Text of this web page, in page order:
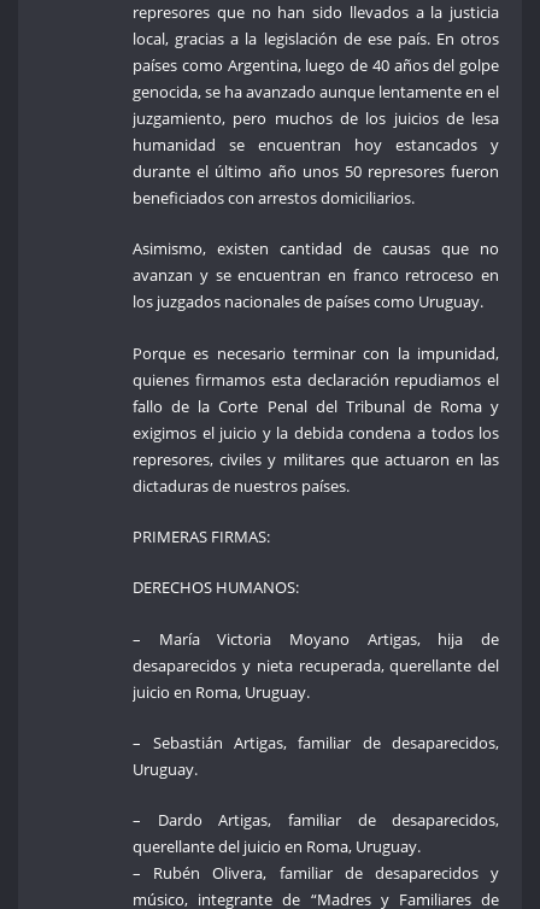
represores que no han sido llevados a la justicia
local, gracias a la legislación de ese país. En otros
países como Argentina, luego de 40 años del golpe
genocida, se ha avanzado aunque lentamente en el
juzgamiento, pero muchos de los juicios de lesa
humanidad se encuentran hoy estancados y
durante el último año unos 50 represores fueron
beneficiados con arrestos domiciliarios.
Asimismo, existen cantidad de causas que no
avanzan y se encuentran en franco retroceso en
los juzgados nacionales de países como Uruguay.
Porque es necesario terminar con la impunidad,
quienes firmamos esta declaración repudiamos el
fallo de la Corte Penal del Tribunal de Roma y
exigimos el juicio y la debida condena a todos los
represores, civiles y militares que actuaron en las
dictaduras de nuestros países.
PRIMERAS FIRMAS:
DERECHOS HUMANOS:
– María Victoria Moyano Artigas, hija de
desaparecidos y nieta recuperada, querellante del
juicio en Roma, Uruguay.
– Sebastián Artigas, familiar de desaparecidos,
Uruguay.
– Dardo Artigas, familiar de desaparecidos,
querellante del juicio en Roma, Uruguay.
– Rubén Olivera, familiar de desaparecidos y
músico, integrante de “Madres y Familiares de